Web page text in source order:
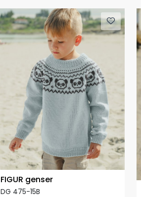
FIGUR genser
DG 475-15B